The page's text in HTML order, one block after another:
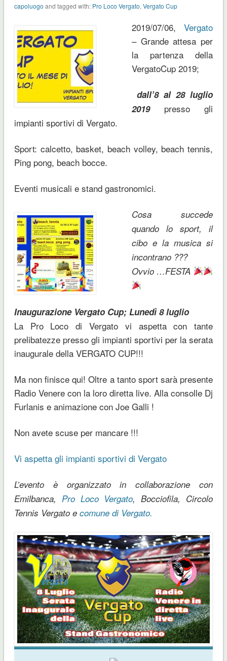
capoluogo and tagged with: Pro Loco Vergato, Vergato Cup
2019/07/06,Vergato
– Grande attesa per
la partenza della
VergatoCup 2019;
dall’8 al 28 luglio
2019presso gli
impianti sportivi di Vergato.
Sport: calcetto, basket, beach volley, beach tennis,
Ping pong, beach bocce.
Eventi musicali e stand gastronomici.
Cosa succede
quando lo sport, il
cibo e la musica si
incontrano ???
Ovvio …FESTA
Inaugurazione Vergato Cup; Lunedì 8 luglio
La Pro Loco di Vergato vi aspetta con tante
prelibatezze presso gli impianti sportivi per la serata
inaugurale della VERGATO CUP!!!
Ma non finisce qui! Oltre a tanto sport sarà presente
Radio Venere con la loro diretta live. Alla consolle Dj
Furlanis e animazione con Joe Galli !
Non avete scuse per mancare !!!
Vi aspetta gli impianti sportivi di Vergato
L’evento è organizzato in collaborazione con
Emilbanca, Pro Loco Vergato, Bocciofila, Circolo
Tennis Vergato e comune di Vergato.